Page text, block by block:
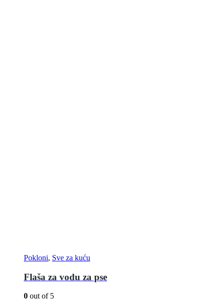
Pokloni, Sve za kuću
Flaša za vodu za pse
0 out of 5